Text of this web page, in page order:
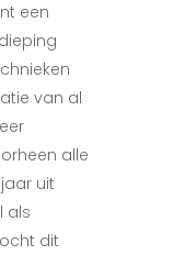
een
van al
alle
uit
als
dit